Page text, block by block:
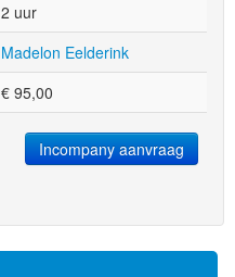
2 uur
Madelon Eelderink
€ 95,00
Incompany aanvraag